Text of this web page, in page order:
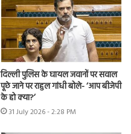
दिल्ली पुलिस के घायल जवानों पर सवाल
पूछे जाने पर राहुल गांधी बोले- ‘आप बीजेपी
के हो क्या?’
31 July 2026 - 2:28 PM